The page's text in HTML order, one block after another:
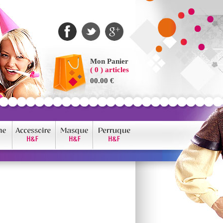
Mon Panier
( 0 ) articles
00.00 €